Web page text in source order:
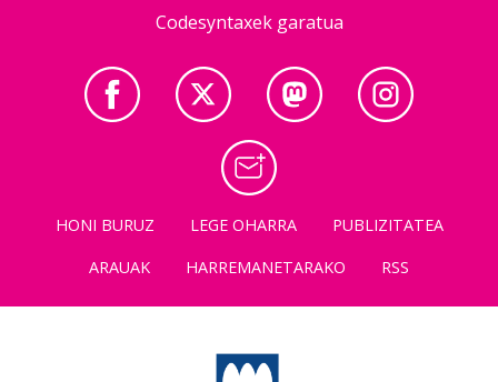
Codesyntaxek garatua
HONI BURUZ LEGE OHARRA
PUBLIZITATEA
ARAUAK
HARREMANETARAKO RSS